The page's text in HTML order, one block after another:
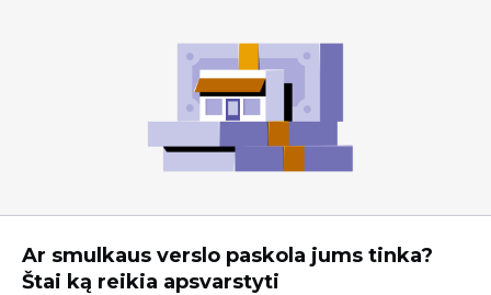
Ar smulkaus verslo paskola jums tinka?
Štai ką reikia apsvarstyti